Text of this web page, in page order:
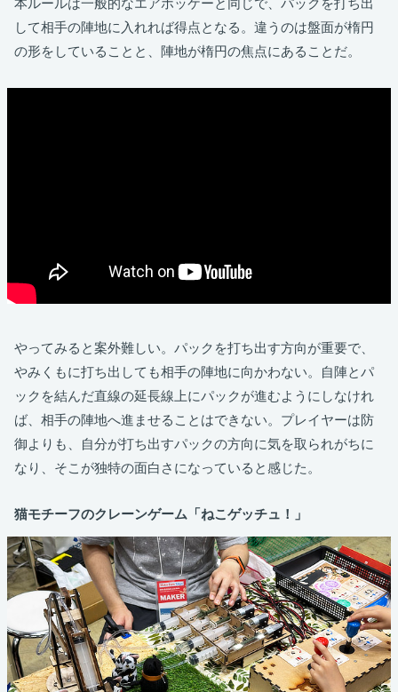
本ルールは一般的なエアホッケーと同じで、パックを打ち出
して相手の陣地に入れれば得点となる。違うのは盤面が楕円
の形をしていることと、陣地が楕円の焦点にあることだ。
やってみると案外難しい。パックを打ち出す方向が重要で、
やみくもに打ち出しても相手の陣地に向かわない。自陣とパ
ックを結んだ直線の延長線上にパックが進むようにしなけれ
ば、相手の陣地へ進ませることはできない。プレイヤーは防
御よりも、自分が打ち出すパックの方向に気を取られがちに
なり、そこが独特の面白さになっていると感じた。
猫モチーフのクレーンゲーム「ねこゲッチュ！」